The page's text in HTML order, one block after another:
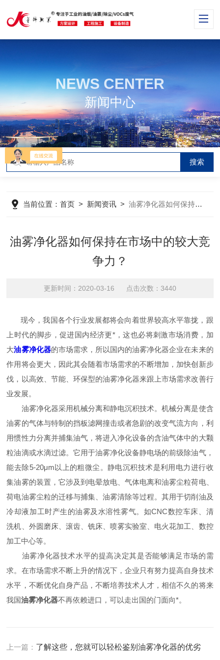
NEWS CENTER
新闻中心
当前位置：首页 > 新闻资讯 >油雾净化器如何保持在市场中的较大竞争力？
油雾净化器如何保持在市场中的较大竞
争力？
更新时间：2020-03-16 点击次数：3440
现今，我国各个行业发展都将会向着世界较高水平靠拢，跟
上时代的脚步，促进国内经济更*，这也必将刺激市场消费，加
大油雾净化器的市场需求，所以国内的油雾净化器企业在未来的
作用将会更大，因此其会随着市场需求的不断增加，加快创新步
伐，以高效、节能、环保型的油雾净化器来跟上市场需求改善行
业发展。
油雾净化器采用机械分离和静电沉积技术。机械分离是使含
油雾的气体与特制的挡板滤网撞击或者急剧的改变气流方向，利
用惯性力分离并捕集油气，将进入净化设备的含油气体中的大颗
粒油滴或水滴过滤。它用于油雾净化设备静电场的前级除油气，
能去除5-20μm以上的粗微尘。静电沉积技术是利用电力进行收
集油雾的装置，它涉及到电晕放电、气体电离和油雾尘粒荷电、
荷电油雾尘粒的迁移与捕集、油雾清除等过程。其用于切削油及
冷却液加工时产生的油雾及水溶性雾气。如CNC数控车床、清
洗机、外圆磨床、滚齿、铣床、喷雾实验室、电火花加工、数控
加工中心等。
油雾净化器技术水平的提高决定其是否能够满足市场的需
求。在市场需求不断上升的情况下，企业只有努力提高自身技术
水平，不断优化自身产品，不断培养技术人才，相信不久的将来
我国油雾净化器不再依赖进口，可以走出国的门面向*。
上一篇： 了解这些，您就可以轻松鉴别油雾净化器的优劣